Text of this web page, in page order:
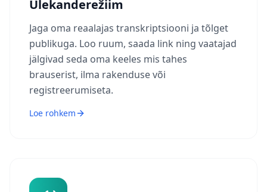
Ülekanderežiim
Jaga oma reaalajas transkriptsiooni ja tõlget
publikuga. Loo ruum, saada link ning vaatajad
jälgivad seda oma keeles mis tahes
brauserist, ilma rakenduse või
registreerumiseta.
Loe rohkem